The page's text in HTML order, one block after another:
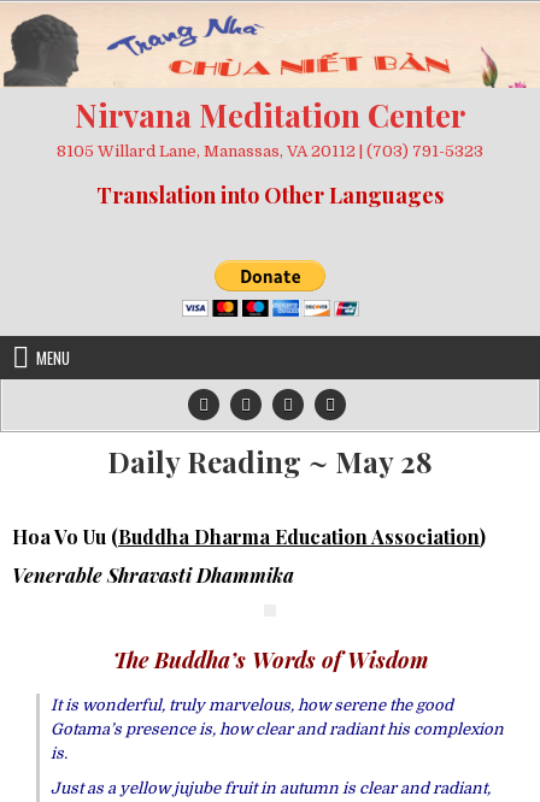
to
content
Nirvana Meditation Center
8105 Willard Lane, Manassas, VA 20112 | (703) 791-5323
Translation into Other Languages
MENU
Daily Reading ~ May 28
Hoa Vo Uu (Buddha Dharma Education Association)
Venerable Shravasti Dhammika
The Buddha’s Words of Wisdom
It is wonderful, truly marvelous, how serene the good
Gotama’s presence is, how clear and radiant his complexion
is.
Just as a yellow jujube fruit in autumn is clear and radiant,